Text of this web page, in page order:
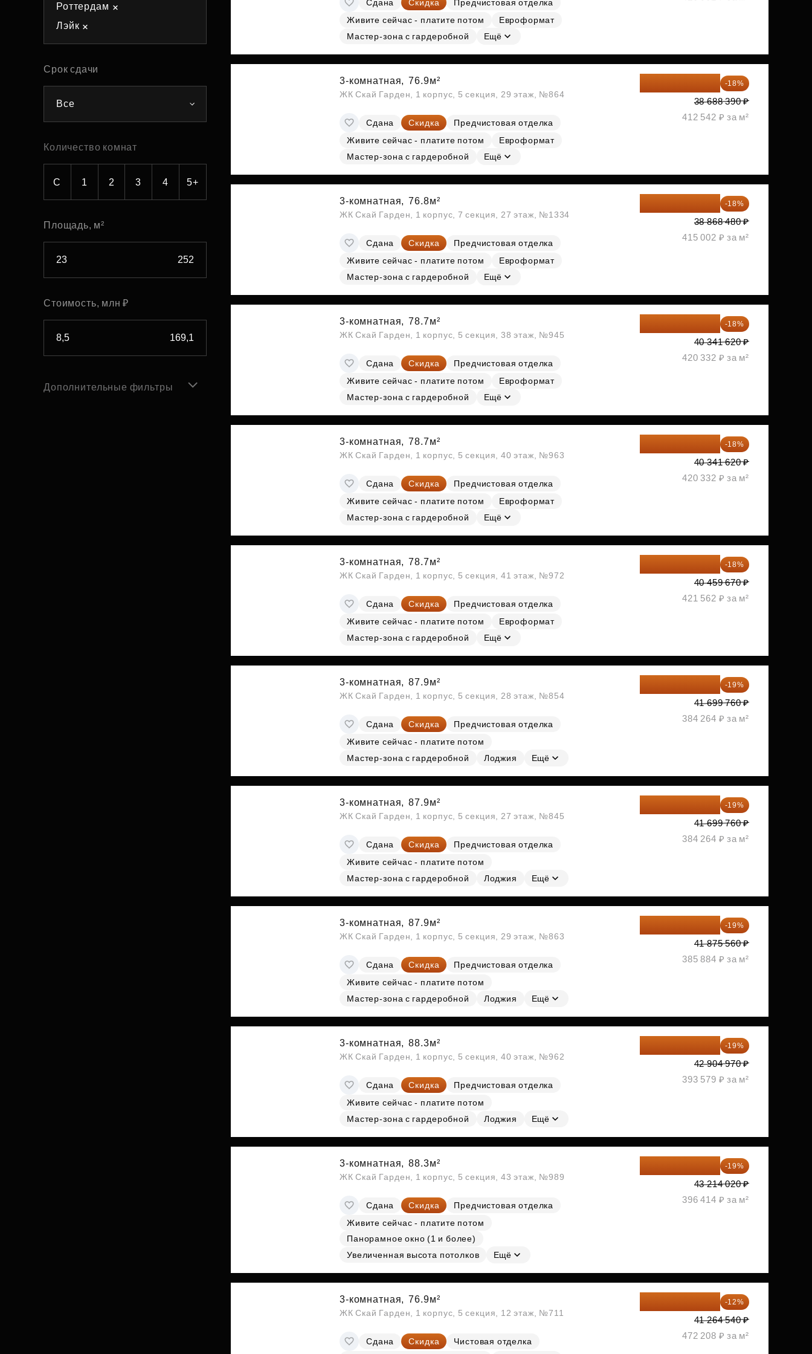
Субсидии
Роттердам
Лэйк
Срок сдачи
Все
Количество комнат
С 1 2 3 4 5+
Площадь, м²
Стоимость, млн ₽
Дополнительные фильтры
Сдана Скидка
Предчистовая отделка
Живите сейчас - платите потом
Евроформат
Мастер-зона с гардеробной
Ещё
3-комнатная, 76.9м²
ЖК Скай Гарден, 1 корпус, 5 секция, 29 этаж, №864
Сдана Скидка
Предчистовая отделка
Живите сейчас - платите потом
Евроформат
Мастер-зона с гардеробной
Ещё
-18%
38 688 390 ₽
412 542 ₽ за м²
3-комнатная, 76.8м²
ЖК Скай Гарден, 1 корпус, 7 секция, 27 этаж, №1334
Сдана Скидка
Предчистовая отделка
Живите сейчас - платите потом
Евроформат
Мастер-зона с гардеробной
Ещё
-18%
38 868 480 ₽
415 002 ₽ за м²
3-комнатная, 78.7м²
ЖК Скай Гарден, 1 корпус, 5 секция, 38 этаж, №945
Сдана Скидка
Предчистовая отделка
Живите сейчас - платите потом
Евроформат
Мастер-зона с гардеробной
Ещё
-18%
40 341 620 ₽
420 332 ₽ за м²
3-комнатная, 78.7м²
ЖК Скай Гарден, 1 корпус, 5 секция, 40 этаж, №963
Сдана Скидка
Предчистовая отделка
Живите сейчас - платите потом
Евроформат
Мастер-зона с гардеробной
Ещё
-18%
40 341 620 ₽
420 332 ₽ за м²
3-комнатная, 78.7м²
ЖК Скай Гарден, 1 корпус, 5 секция, 41 этаж, №972
Сдана Скидка
Предчистовая отделка
Живите сейчас - платите потом
Евроформат
Мастер-зона с гардеробной
Ещё
-18%
40 459 670 ₽
421 562 ₽ за м²
3-комнатная, 87.9м²
ЖК Скай Гарден, 1 корпус, 5 секция, 28 этаж, №854
Сдана Скидка
Предчистовая отделка
Живите сейчас - платите потом
Мастер-зона с гардеробной
Лоджия Ещё
-19%
41 699 760 ₽
384 264 ₽ за м²
3-комнатная, 87.9м²
ЖК Скай Гарден, 1 корпус, 5 секция, 27 этаж, №845
Сдана Скидка
Предчистовая отделка
Живите сейчас - платите потом
Мастер-зона с гардеробной
Лоджия Ещё
-19%
41 699 760 ₽
384 264 ₽ за м²
3-комнатная, 87.9м²
ЖК Скай Гарден, 1 корпус, 5 секция, 29 этаж, №863
Сдана Скидка
Предчистовая отделка
Живите сейчас - платите потом
Мастер-зона с гардеробной
Лоджия Ещё
-19%
41 875 560 ₽
385 884 ₽ за м²
3-комнатная, 88.3м²
ЖК Скай Гарден, 1 корпус, 5 секция, 40 этаж, №962
Сдана Скидка
Предчистовая отделка
Живите сейчас - платите потом
Мастер-зона с гардеробной
Лоджия Ещё
-19%
42 904 970 ₽
393 579 ₽ за м²
3-комнатная, 88.3м²
ЖК Скай Гарден, 1 корпус, 5 секция, 43 этаж, №989
Сдана Скидка
Предчистовая отделка
Живите сейчас - платите потом
Панорамное окно (1 и более)
Увеличенная высота потолков
Ещё
-19%
43 214 020 ₽
396 414 ₽ за м²
3-комнатная, 76.9м²
ЖК Скай Гарден, 1 корпус, 5 секция, 12 этаж, №711
Сдана Скидка Чистовая отделка
-12%
41 264 540 ₽
472 208 ₽ за м²